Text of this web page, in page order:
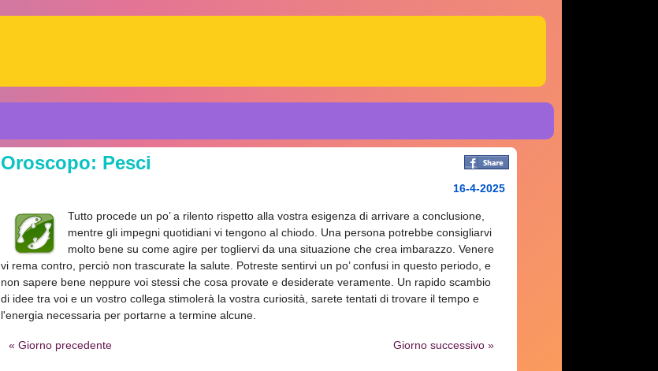
Oroscopo: Pesci
16-4-2025
Tutto procede un po’ a rilento rispetto alla vostra esigenza di arrivare a conclusione,
mentre gli impegni quotidiani vi tengono al chiodo. Una persona potrebbe consigliarvi
molto bene su come agire per togliervi da una situazione che crea imbarazzo. Venere
vi rema contro, perciò non trascurate la salute. Potreste sentirvi un po’ confusi in questo periodo, e
non sapere bene neppure voi stessi che cosa provate e desiderate veramente. Un rapido scambio
di idee tra voi e un vostro collega stimolerà la vostra curiosità, sarete tentati di trovare il tempo e
l'energia necessaria per portarne a termine alcune.
« Giorno precedente Giorno successivo »